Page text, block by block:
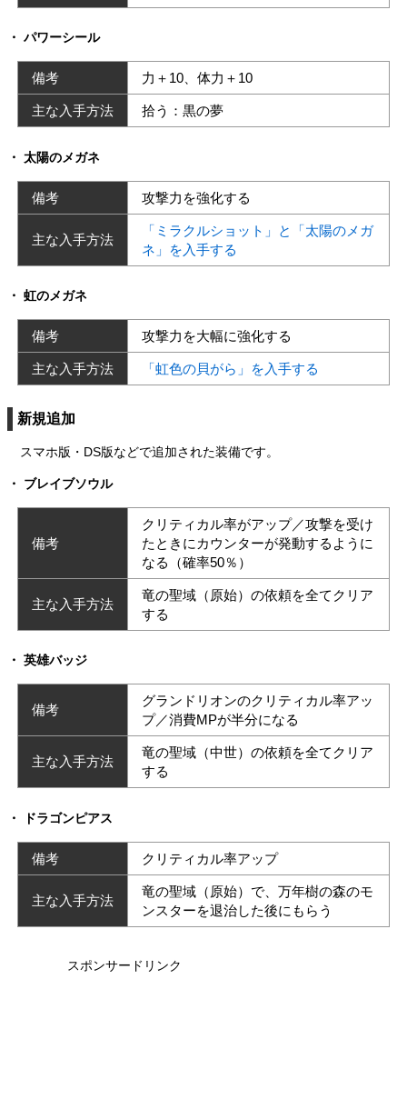
パワーシール
備考 力＋10、体力＋10
主な入手方法 拾う：黒の夢
太陽のメガネ
備考 攻撃力を強化する
主な入手方法
「ミラクルショット」と「太陽のメガ
ネ」を入手する
虹のメガネ
備考 攻撃力を大幅に強化する
主な入手方法 「虹色の貝がら」を入手する
新規追加
スマホ版・DS版などで追加された装備です。
ブレイブソウル
備考
クリティカル率がアップ／攻撃を受け
たときにカウンターが発動するように
なる（確率50％）
主な入手方法
竜の聖域（原始）の依頼を全てクリア
する
英雄バッジ
備考
グランドリオンのクリティカル率アッ
プ／消費MPが半分になる
主な入手方法
竜の聖域（中世）の依頼を全てクリア
する
ドラゴンピアス
備考 クリティカル率アップ
主な入手方法
竜の聖域（原始）で、万年樹の森のモ
ンスターを退治した後にもらう
スポンサードリンク